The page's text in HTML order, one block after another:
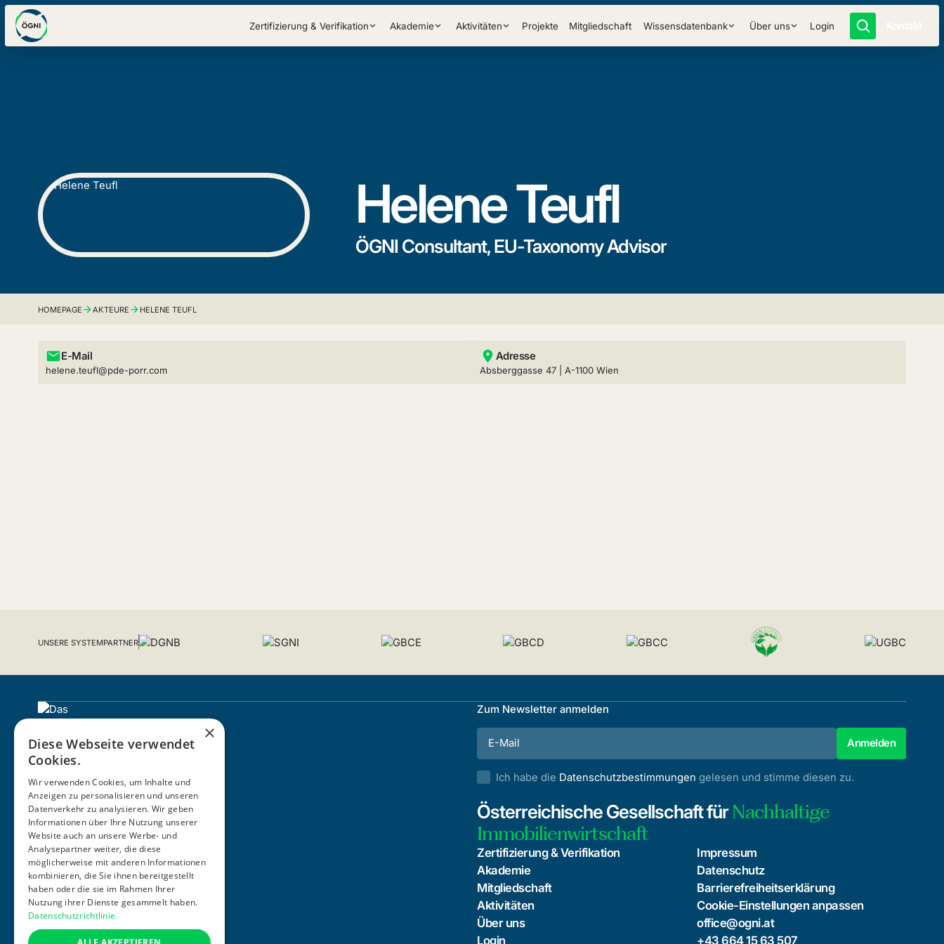
Zertifizierung & Verifikation Akademie Aktivitäten Projekte Mitgliedschaft Wissensdatenbank Über uns Login
Helene Teufl
ÖGNI Consultant, EU-Taxonomy Advisor
HOMEPAGE AKTEURE HELENE TEUFL
E-Mail
helene.teufl@pde-porr.com
Adresse
Absberggasse 47 | A-1100 Wien
UNSERE SYSTEMPARTNER
ZERTIFIZIERUNG
Zum Newsletter anmelden
Ich habe die Datenschutzbestimmungen gelesen und stimme diesen zu.
Österreichische Gesellschaft fürNachhaltige
Immobilienwirtschaft
Zertifizierung & Verifikation
Akademie
Mitgliedschaft
Aktivitäten
Über uns
Login
Impressum
Datenschutz
Barrierefreiheitserklärung
Cookie-Einstellungen anpassen
office@ogni.at
+43 664 15 63 507
×
Diese Webseite verwendet
Cookies.
Wir verwenden Cookies, um Inhalte und
Anzeigen zu personalisieren und unseren
Datenverkehr zu analysieren. Wir geben
Informationen über Ihre Nutzung unserer
Website auch an unsere Werbe- und
Analysepartner weiter, die diese
möglicherweise mit anderen Informationen
kombinieren, die Sie ihnen bereitgestellt
haben oder die sie im Rahmen Ihrer
Nutzung ihrer Dienste gesammelt haben.
Datenschutzrichtlinie